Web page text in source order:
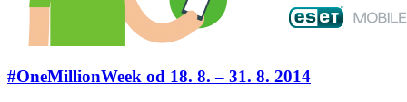
#OneMillionWeek od 18. 8. – 31. 8. 2014